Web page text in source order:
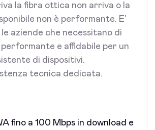
la fibra ottica non arriva o la
non è performante. E'
aziende che necessitano di
e affidabile per un
di dispositivi.
tecnica dedicata.
fino a 100 Mbps in download e